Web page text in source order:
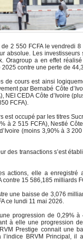
2 550 FCFA le vendredi
absolue. Les
Oragroup a en effet
contre une perte de
de cours est ainsi
par Bernabé Côte
NEI CEDA Côte d’Ivoire
FCFA).
est occupé par les titres
à 2 515 FCFA), Nestlé
(moins 3,90% à 3
des transactions s’est
actions, elle a enregistré
contre 15 586,185 milliards
une baisse de 3,076
ce lundi 11 mai 2026.
progression de 0,29%
à elle une progression
Prestige connait une
BRVM Principal, il